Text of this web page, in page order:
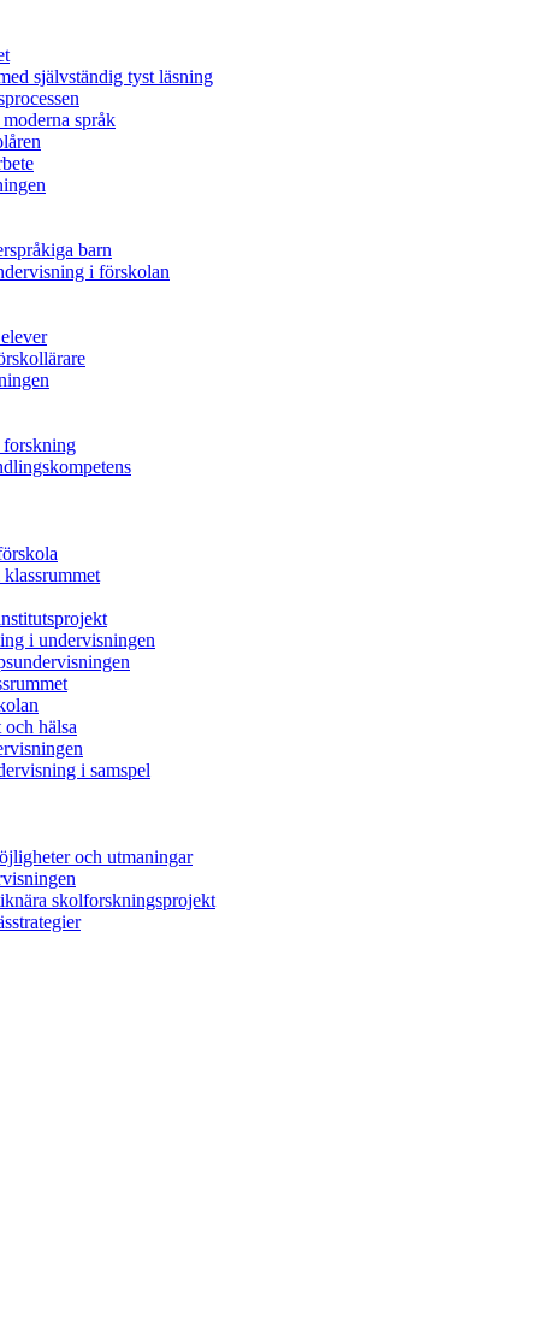
självständig tyst läsning
språk
barn
i förskolan
forskning
i undervisningen
hälsa
i samspel
och utmaningar
skolforskningsprojekt